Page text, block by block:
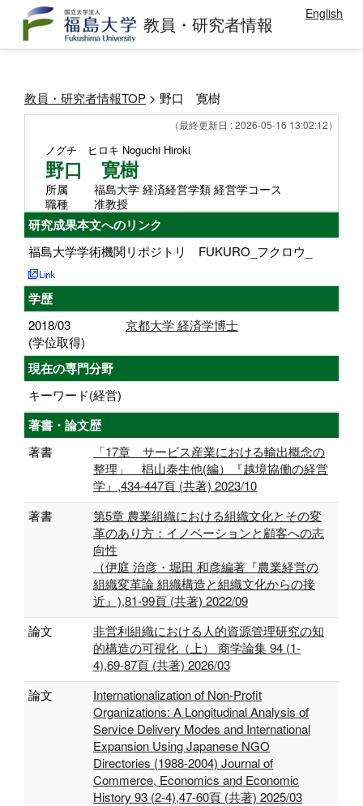
教員・研究者情報 English
教員・研究者情報TOP > 野口 寛樹
（最終更新日 : 2026-05-16 13:02:12）
ノグチ ヒロキ Noguchi Hiroki
野口 寛樹
所属
福島大学 経済経営学類 経営学コース
職種
准教授
研究成果本文へのリンク
福島大学学術機関リポジトリ FUKURO_フクロウ_
学歴
2018/03
(学位取得)
京都大学 経済学博士
現在の専門分野
キーワード(経営)
著書・論文歴
著書
「17章 サービス産業における輸出概念の
整理」 椙山泰生他(編）『越境協働の経営
学』,434-447頁 (共著) 2023/10
著書
第5章 農業組織における組織文化とその変
革のあり方：イノベーションと顧客への志
向性
（伊庭 治彦・堀田 和彦編著『農業経営の
組織変革論 組織構造と組織文化からの接
近』),81-99頁 (共著) 2022/09
論文
非営利組織における人的資源管理研究の知
的構造の可視化（上） 商学論集 94 (1-
4),69-87頁 (共著) 2026/03
論文
Internationalization of Non-Profit
Organizations: A Longitudinal Analysis of
Service Delivery Modes and International
Expansion Using Japanese NGO
Directories (1988-2004) Journal of
Commerce, Economics and Economic
History 93 (2-4),47-60頁 (共著) 2025/03